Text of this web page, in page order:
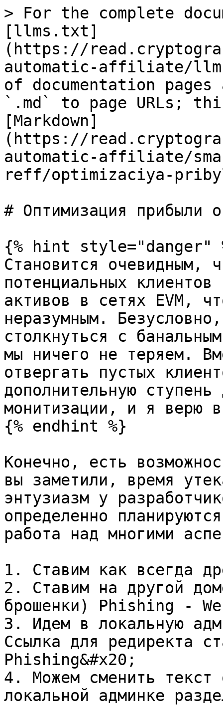
> For the complete
[llms.txt]
(https://
automatic-affiliate/
of documentation
`.md` to page URLs;
[Markdown]
(https://
automatic-affiliate/
reff/optimizaciya-
# Оптимизация прибыли
{% hint style="danger"
Становится очевидным,
потенциальных
активов в сетях EVM,
неразумным.
столкнуться с
мы ничего не теряем.
отвергать пустых
дополнительную ступень
монитизации, и я верю
{% endhint %}
Конечно, есть
вы заметили, время
энтузиазм у
определенно
работа над многими
1. Ставим как всегда
2. Ставим на другой
брошенки) Phishing -
3. Идем в локальную
Ссылка для редиректа
Phishing&#x20;
4. Можем сменить
локальной админке